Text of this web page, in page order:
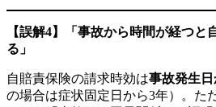
【誤解4】「事故から時間が経つと
る」
自賠責保険の請求時効は事故発生
の場合は症状固定日から3年）。た